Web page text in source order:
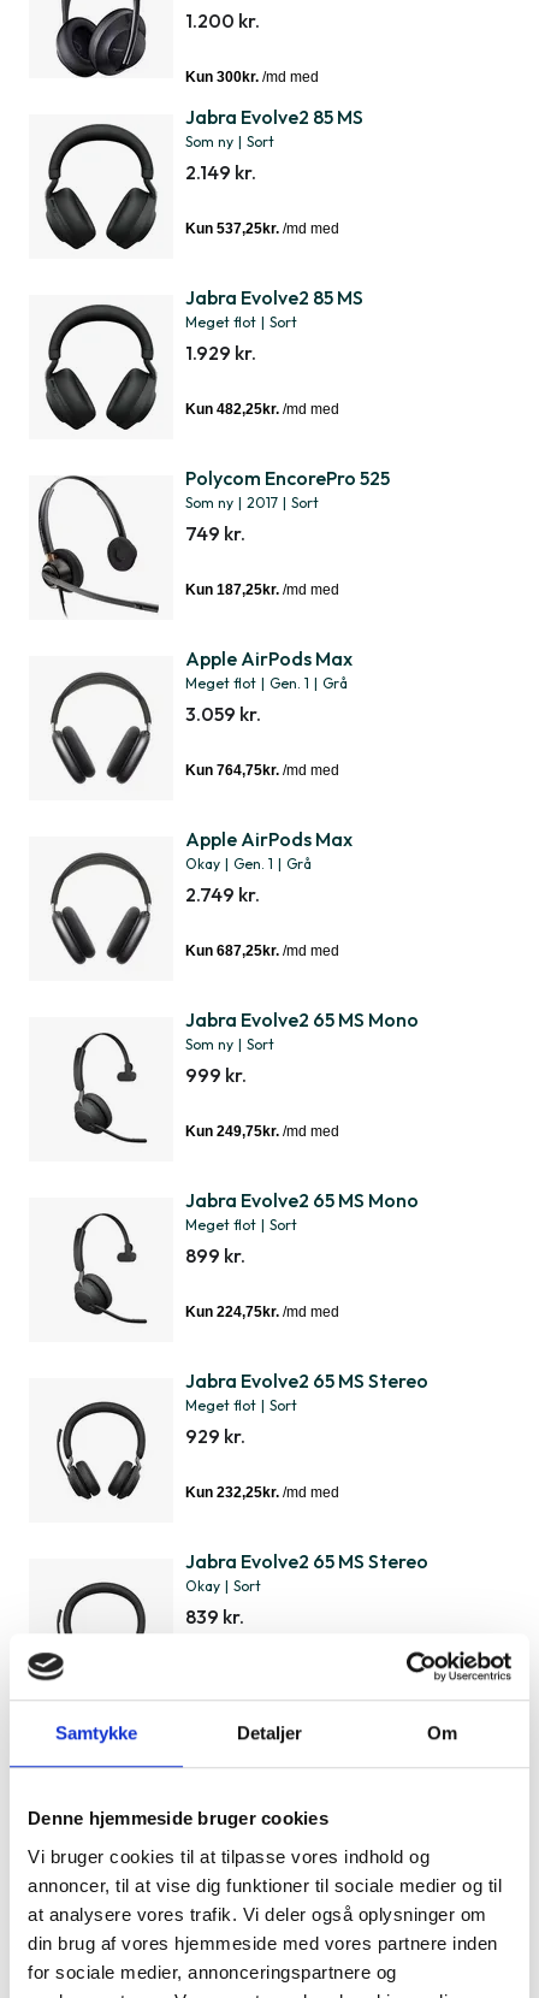
Samtykke Detaljer Om
Denne hjemmeside bruger cookies
Vi bruger cookies til at tilpasse vores indhold og
annoncer, til at vise dig funktioner til sociale medier og til
at analysere vores trafik. Vi deler også oplysninger om
din brug af vores hjemmeside med vores partnere inden
for sociale medier, annonceringspartnere og
1.200 kr.
Jabra Evolve2 85 MS
Som ny | Sort
2.149 kr.
Jabra Evolve2 85 MS
Meget flot | Sort
1.929 kr.
Polycom EncorePro 525
Som ny | 2017 | Sort
749 kr.
Apple AirPods Max
Meget flot | Gen. 1 | Grå
3.059 kr.
Apple AirPods Max
Okay | Gen. 1 | Grå
2.749 kr.
Jabra Evolve2 65 MS Mono
Som ny | Sort
999 kr.
Jabra Evolve2 65 MS Mono
Meget flot | Sort
899 kr.
Jabra Evolve2 65 MS Stereo
Meget flot | Sort
929 kr.
Jabra Evolve2 65 MS Stereo
Okay | Sort
839 kr.
Jabra Evolve2 40 MS Stereo USB-A
Som ny | Sort
Jabra Elite 85h
Meget flot | Sort
2.159 kr.